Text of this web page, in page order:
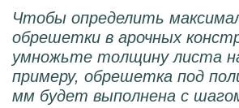
Чтобы определить
обрешетки в арочных
умножьте толщину листа
примеру, обрешетка под
мм будет выполнена с